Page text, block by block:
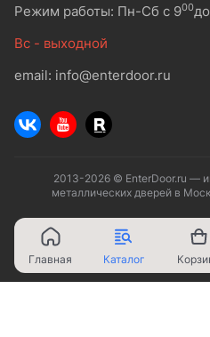
Режим работы: Пн-Сб с 900
Вс - выходной
email: info@enterdoor.ru
2013-2026 © EnterDoor.ru —
металлических дверей в
Главная Каталог